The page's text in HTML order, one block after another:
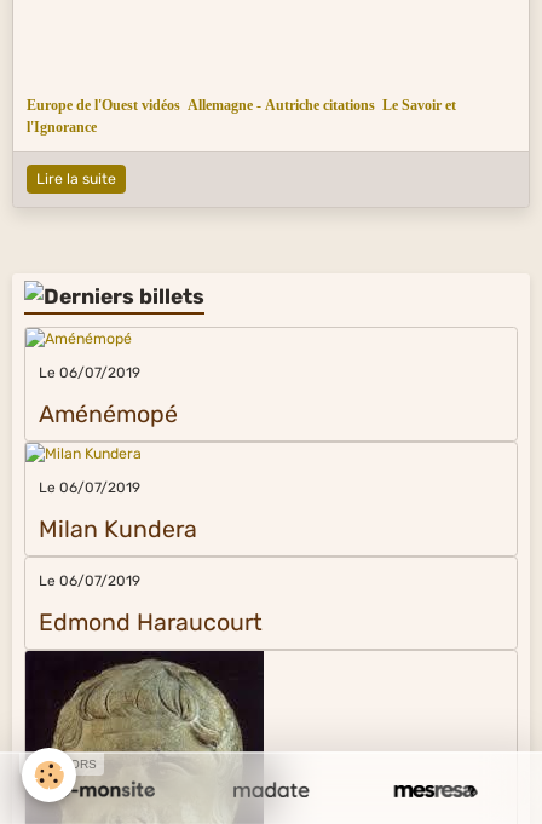
Europe de l'Ouest vidéos Allemagne - Autriche citations Le Savoir et
l'Ignorance
Lire la suite
Le 06/07/2019
Aménémopé
Le 06/07/2019
Milan Kundera
Le 06/07/2019
Edmond Haraucourt
SPONSORS